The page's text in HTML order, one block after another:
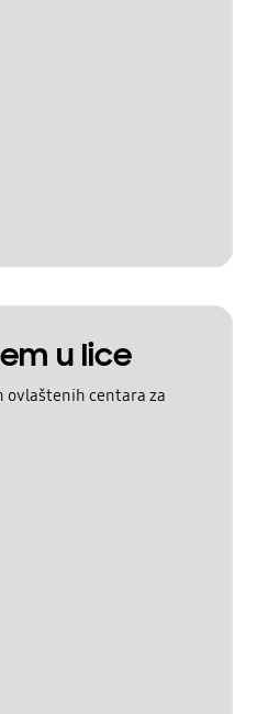
u lice
ovlaštenih centara za